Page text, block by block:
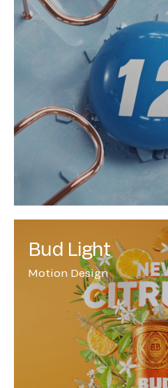
Bud Light
Motion Design